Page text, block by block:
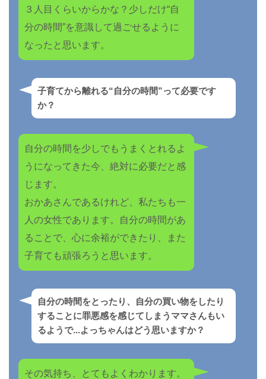
３人目くらいからかな？少しだけ“自
分の時間”を意識して過ごせるように
なったと思います。
子育てから離れる“自分の時間”って必要です
か？
自分の時間を少しでもうまくとれるよ
うになってきた今、絶対に必要だと感
じます。
おかあさんであるけれど、私たちも一
人の女性であります。自分の時間があ
ることで、心に余裕ができたり、また
子育ても頑張ろうと思います。
自分の時間をとったり、自分の買い物をしたり
することに罪悪感を感じてしまうママさんもい
るようで...よっちゃんはどう思いますか？
その気持ち、とてもよくわかります。